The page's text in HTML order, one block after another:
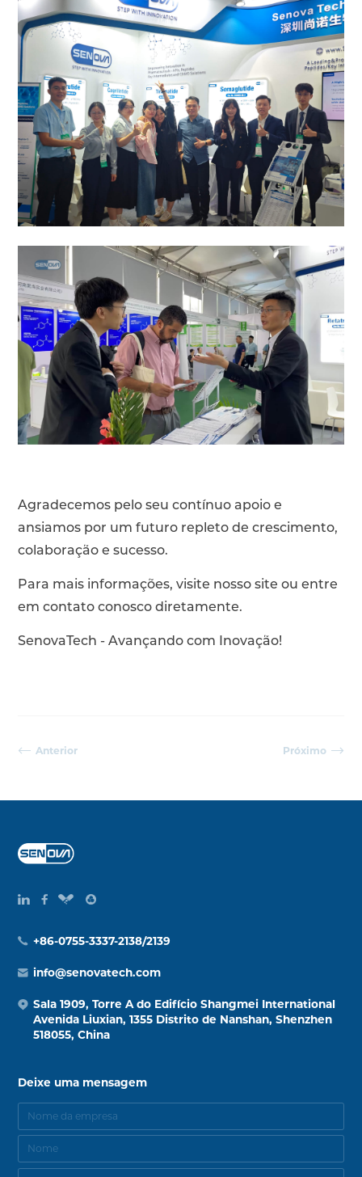
Agradecemos pelo seu contínuo apoio e
ansiamos por um futuro repleto de crescimento,
colaboração e sucesso.
Para mais informações, visite nosso site ou entre
em contato conosco diretamente.
SenovaTech - Avançando com Inovação!
Anterior Próximo
+86-0755-3337-2138/2139
info@senovatech.com
Sala 1909, Torre A do Edifício Shangmei International
Avenida Liuxian, 1355 Distrito de Nanshan, Shenzhen
518055, China
Deixe uma mensagem